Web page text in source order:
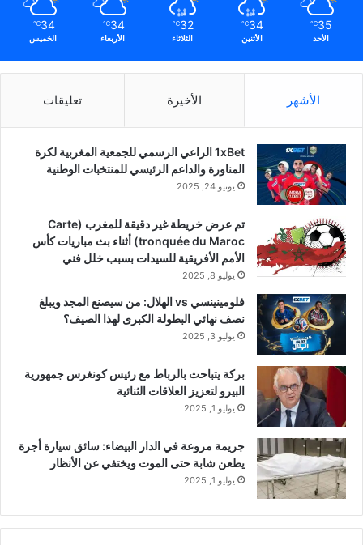
35
℃
الأحد
34
℃
الأثنين
32
℃
الثلاثاء
34
℃
الأربعاء
34
℃
الخميس
الأشهر الأخيرة تعليقات
1xBet الراعي الرسمي للجمعية المغربية لكرة
المناورة والداعم الرئيسي للمنتخبات الوطنية
يونيو 24, 2025
تم عرض خريطة غير دقيقة للمغرب (Carte
tronquée du Maroc) أثناء بث مباريات كأس
الأمم الأفريقية للسيدات بسبب خلل فني
يوليو 8, 2025
فلومينينسي vs الهلال: من سيصنع المجد ويبلغ
نصف نهائي البطولة الكبرى لهذا الصيف؟
يوليو 3, 2025
بركة يتباحث بالرباط مع رئيس كونغرس جمهورية
البيرو لتعزيز العلاقات الثنائية
يوليو 1, 2025
جريمة مروعة في الدار البيضاء: سائق سيارة أجرة
يطعن شابة حتى الموت ويختفي عن الأنظار
يوليو 1, 2025